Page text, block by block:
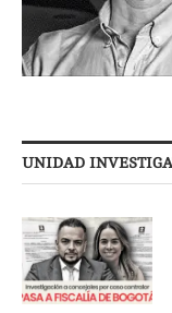
UNIDAD